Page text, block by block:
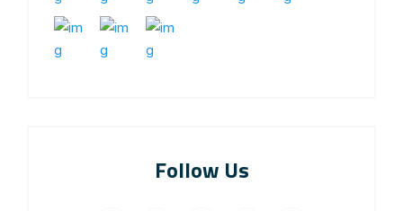
Follow Us